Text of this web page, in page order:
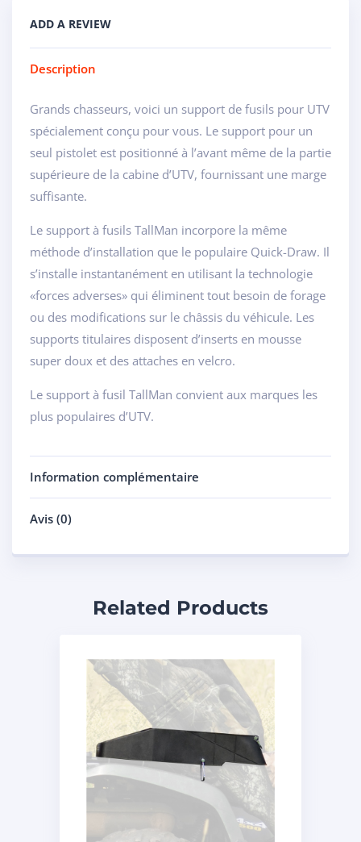
ADD A REVIEW
Description
Grands chasseurs, voici un support de fusils pour UTV
spécialement conçu pour vous. Le support pour un
seul pistolet est positionné à l’avant même de la partie
supérieure de la cabine d’UTV, fournissant une marge
suffisante.
Le support à fusils TallMan incorpore la même
méthode d’installation que le populaire Quick-Draw. Il
s’installe instantanément en utilisant la technologie
«forces adverses» qui éliminent tout besoin de forage
ou des modifications sur le châssis du véhicule. Les
supports titulaires disposent d’inserts en mousse
super doux et des attaches en velcro.
Le support à fusil TallMan convient aux marques les
plus populaires d’UTV.
Information complémentaire
Avis (0)
Related Products